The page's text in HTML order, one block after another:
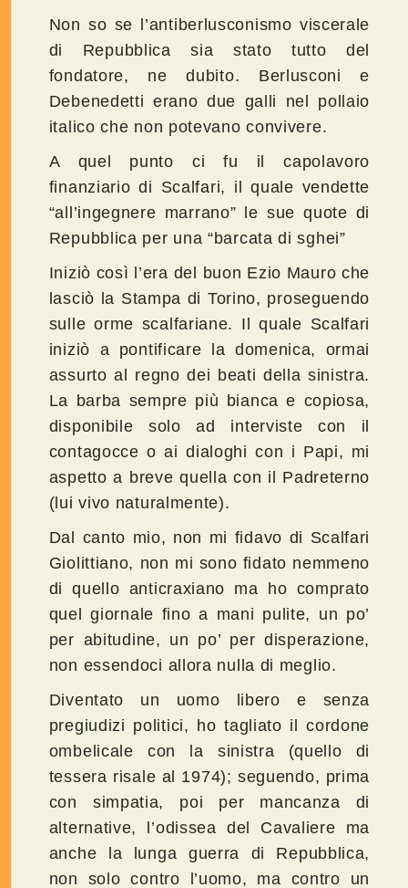
Non so se l’antiberlusconismo viscerale
di Repubblica sia stato tutto del
fondatore, ne dubito. Berlusconi e
Debenedetti erano due galli nel pollaio
italico che non potevano convivere.
A quel punto ci fu il capolavoro
finanziario di Scalfari, il quale vendette
“all’ingegnere marrano” le sue quote di
Repubblica per una “barcata di sghei”
Iniziò così l’era del buon Ezio Mauro che
lasciò la Stampa di Torino, proseguendo
sulle orme scalfariane. Il quale Scalfari
iniziò a pontificare la domenica, ormai
assurto al regno dei beati della sinistra.
La barba sempre più bianca e copiosa,
disponibile solo ad interviste con il
contagocce o ai dialoghi con i Papi, mi
aspetto a breve quella con il Padreterno
(lui vivo naturalmente).
Dal canto mio, non mi fidavo di Scalfari
Giolittiano, non mi sono fidato nemmeno
di quello anticraxiano ma ho comprato
quel giornale fino a mani pulite, un po’
per abitudine, un po’ per disperazione,
non essendoci allora nulla di meglio.
Diventato un uomo libero e senza
pregiudizi politici, ho tagliato il cordone
ombelicale con la sinistra (quello di
tessera risale al 1974); seguendo, prima
con simpatia, poi per mancanza di
alternative, l’odissea del Cavaliere ma
anche la lunga guerra di Repubblica,
non solo contro l’uomo, ma contro un